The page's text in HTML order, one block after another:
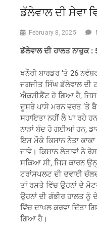
ਡੱਲੇਵਾਲ ਦੀ ਸੇਵਾ
February 8, 2025
ਡੱਲੇਵਾਲ ਦੀ ਹਾਲਤ ਨਾਜ਼ੁਕ
ਖਨੌਰੀ ਬਾਰਡਰ ‘ਤੇ 26
ਜਗਜੀਤ ਸਿੰਘ ਡੱਲੇਵਾਲ ਦੀ
ਐਕਸੀਡੈਂਟ ਹੋ ਗਿਆ ਹੈ, ਜਿਸ
ਦੂਸਰੇ ਪਾਸੇ ਮਰਨ ਵਰਤ ‘ਤੇ
ਸਹਾਇਤਾ ਨਹੀਂ ਲੈ ਪਾ ਰਹੇ
ਨਾੜਾਂ ਬੰਦ ਹੋ ਗਈਆਂ ਹਨ,
ਇਸ ਮੌਕੇ ਕਿਸਾਨ ਨੇਤਾ
ਜਾਵੇ। ਕਿਸਾਨ ਲੇਤਾਵਾਂ ਨੇ
ਸਕਿਆ ਸੀ, ਜਿਸ ਕਾਰਨ
ਟਰਾਂਸਪਲਟ ਦੀ ਦਵਾਈ
ਤਾਂ ਰਸਤੇ ਵਿੱਚ ਉਹਨਾਂ ਦੇ
ਉਹਨਾਂ ਦੀ ਗੰਭੀਰ ਹਾਲਤ
ਵਿੱਚ ਦਾਖਲ ਕਰਵਾ ਦਿੱਤਾ
ਗਿਆ ਹੈ।